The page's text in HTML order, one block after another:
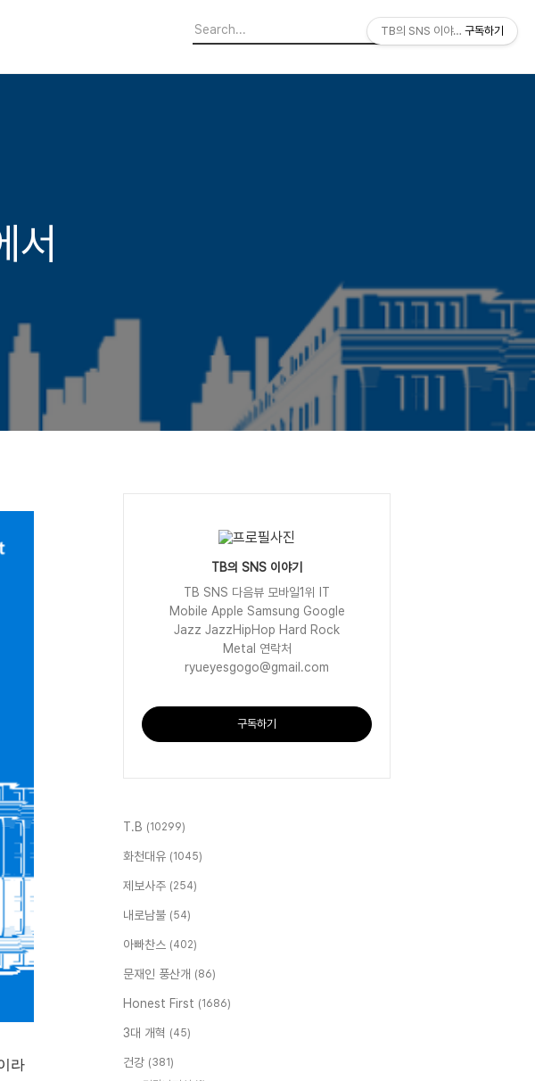
서
라
TB의 SNS 이야기
TB SNS 다음뷰 모바일1위 IT
Mobile Apple Samsung Google
Jazz JazzHipHop Hard Rock
Metal 연락처
ryueyesgogo@gmail.com
구독하기
T.B (10299)
화천대유 (1045)
제보사주 (254)
내로남불 (54)
아빠찬스 (402)
문재인 풍산개 (86)
Honest First (1686)
3대 개혁 (45)
건강 (381)
TB의 SNS 이야기 구독하기